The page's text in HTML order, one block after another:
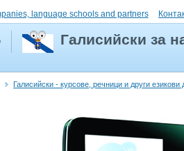
language schools and partners
Галисийски за
Галисийски - курсове, речници и други езикови